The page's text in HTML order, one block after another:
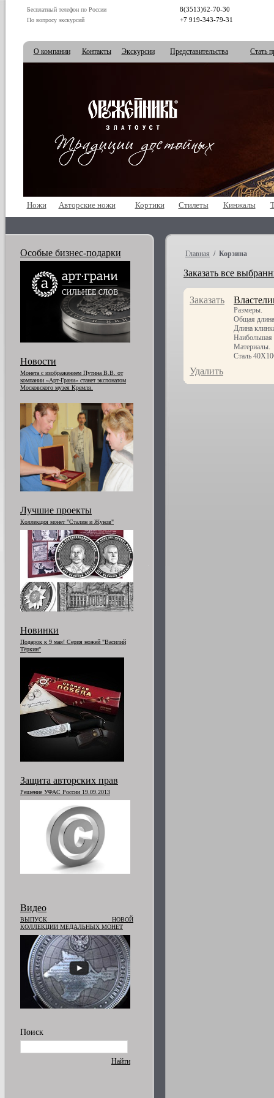
Бесплатный телефон по России 8(3513)62-70-30
По вопросу экскурсий +7 919-343-79-31
О компании Контакты Экскурсии Представительства Стать
Ножи Авторские ножи Кортики Стилеты Кинжалы
Особые бизнес-подарки
Новости
Монета с изображением Путина В.В. от
компании «Арт-Грани» станет экспонатом
Московского музея Кремля.
Лучшие проекты
Коллекция монет "Сталин и Жуков"
Новинки
Подарок к 9 мая! Серия ножей "Василий
Тёркин"
Защита авторских прав
Решение УФАС России 19.09.2013
Видео
ВЫПУСК НОВОЙ
КОЛЛЕКЦИИ МЕДАЛЬНЫХ МОНЕТ
Поиск
Найти
Главная / Корзина
Заказать все
Заказать
Размеры.
Общая
Длина
Материалы.
Сталь
Удалить